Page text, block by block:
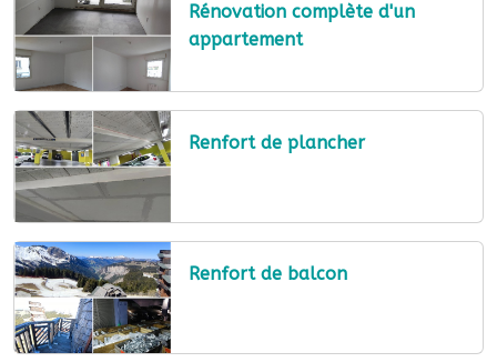
Rénovation complète d'un
appartement
Renfort de plancher
Renfort de balcon